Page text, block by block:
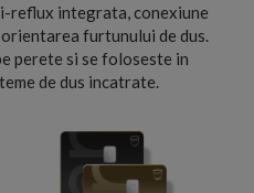
reflux integrata, conexiune
furtunului de dus.
perete si se foloseste in
de dus incatrate.